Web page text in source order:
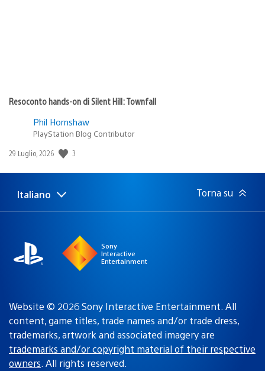
Resoconto hands-on di Silent Hill: Townfall
Phil Hornshaw
PlayStation Blog Contributor
Data
pubblicazione:
29 Luglio, 2026 3
Seleziona
Regione
Italiano Torna su
Sony
Interactive
Entertainment
Website © 2026 Sony Interactive Entertainment. All
content, game titles, trade names and/or trade dress,
trademarks, artwork and associated imagery are
trademarks and/or copyright material of their respective
owners. All rights reserved.